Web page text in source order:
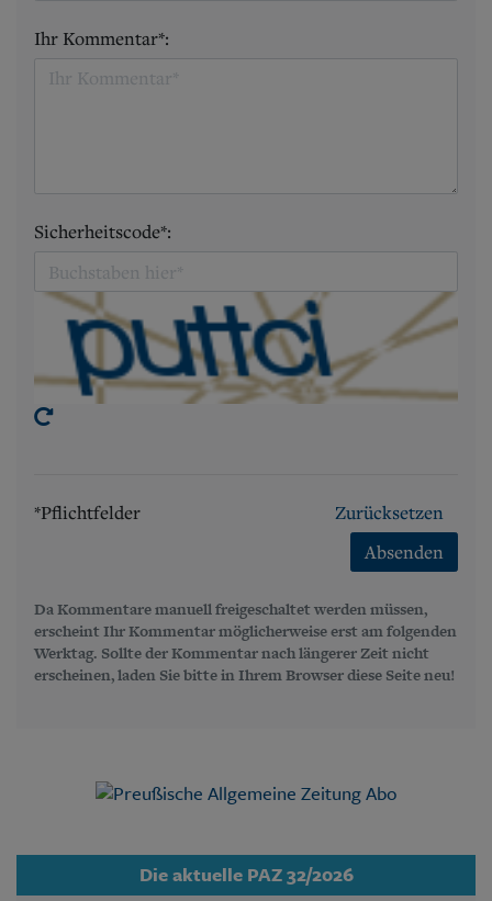
Ihr Kommentar*:
Sicherheitscode*:
*Pflichtfelder
Zurücksetzen
Absenden
Da Kommentare manuell freigeschaltet werden müssen,
erscheint Ihr Kommentar möglicherweise erst am folgenden
Werktag. Sollte der Kommentar nach längerer Zeit nicht
erscheinen, laden Sie bitte in Ihrem Browser diese Seite neu!
Die aktuelle PAZ 32/2026